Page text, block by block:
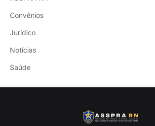
Convênios
Jurídico
Notícias
Saúde